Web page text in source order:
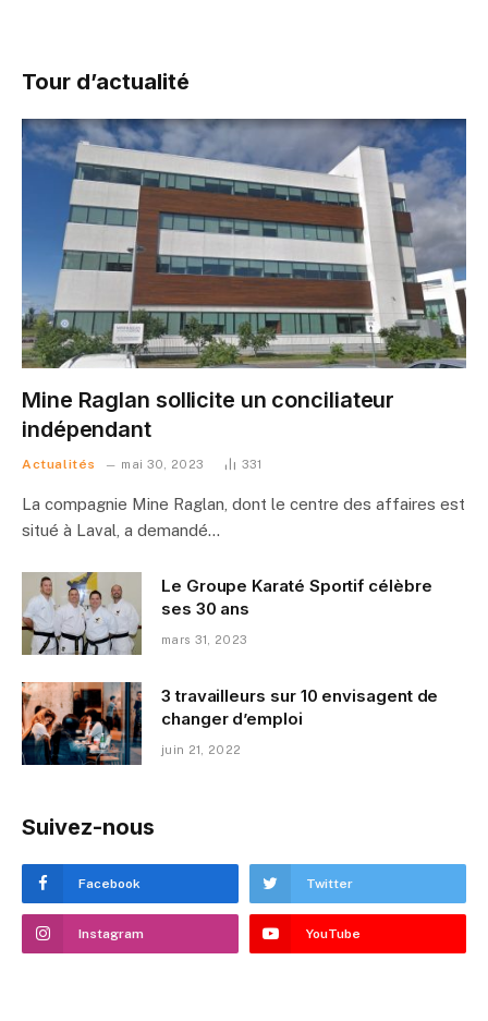
Tour d’actualité
Mine Raglan sollicite un conciliateur
indépendant
Actualités mai 30, 2023 331
La compagnie Mine Raglan, dont le centre des affaires est
situé à Laval, a demandé…
Le Groupe Karaté Sportif célèbre
ses 30 ans
mars 31, 2023
3 travailleurs sur 10 envisagent de
changer d’emploi
juin 21, 2022
Suivez-nous
Facebook Twitter
Instagram YouTube